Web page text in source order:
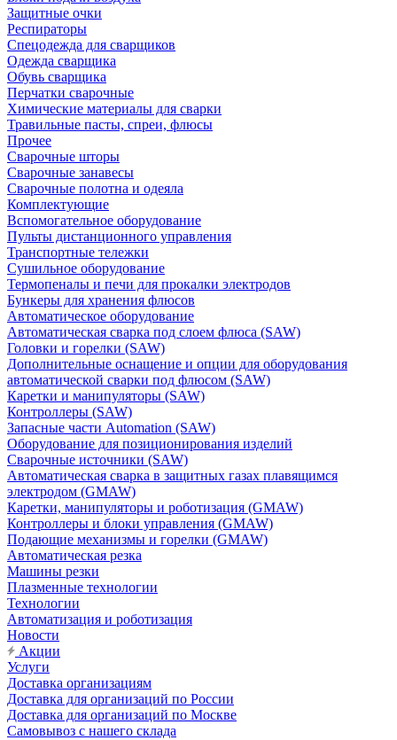
Защитные очки
Респираторы
Спецодежда для сварщиков
Одежда сварщика
Обувь сварщика
Перчатки сварочные
Химические материалы для сварки
Травильные пасты, спреи, флюсы
Прочее
Сварочные шторы
Сварочные занавесы
Сварочные полотна и одеяла
Комплектующие
Вспомогательное оборудование
Пульты дистанционного управления
Транспортные тележки
Сушильное оборудование
Термопеналы и печи для прокалки электродов
Бункеры для хранения флюсов
Автоматическое оборудование
Автоматическая сварка под слоем флюса (SAW)
Головки и горелки (SAW)
Дополнительные оснащение и опции для оборудования
автоматической сварки под флюсом (SAW)
Каретки и манипуляторы (SAW)
Контроллеры (SAW)
Запасные части Automation (SAW)
Оборудование для позиционирования изделий
Сварочные источники (SAW)
Автоматическая сварка в защитных газах плавящимся
электродом (GMAW)
Каретки, манипуляторы и роботизация (GMAW)
Контроллеры и блоки управления (GMAW)
Подающие механизмы и горелки (GMAW)
Автоматическая резка
Машины резки
Плазменные технологии
Технологии
Автоматизация и роботизация
Новости
Акции
Услуги
Доставка организациям
Доставка для организаций по России
Доставка для организаций по Москве
Самовывоз с нашего склада